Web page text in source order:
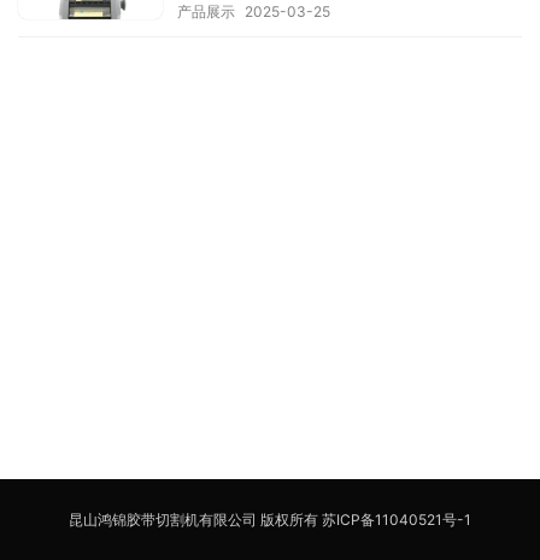
产品展示 2025-03-25
昆山鸿锦胶带切割机有限公司 版权所有 苏ICP备11040521号-1